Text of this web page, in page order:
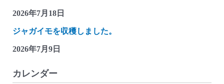
2026年7月18日
ジャガイモを収穫しました。
2026年7月9日
カレンダー